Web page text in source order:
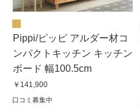
Pippi/ピッピ アルダー材コ
ンパクトキッチン キッチン
ボード 幅100.5cm
￥141,900
口コミ募集中